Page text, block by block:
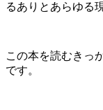
るありとあらゆる
この本を読むきっ
です。